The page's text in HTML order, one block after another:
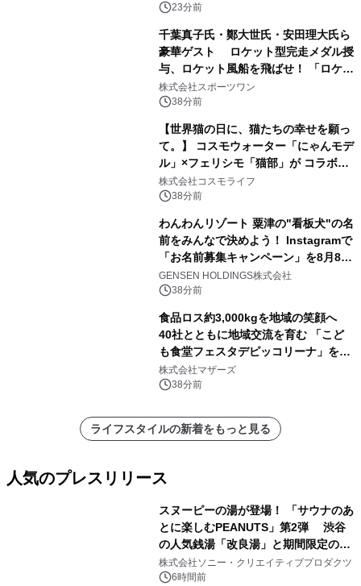
23分前
千葉真子氏・鄭大世氏・安田理大氏ら
豪華ゲスト ロケット型完走メダル授
与、ロケット風船を飛ばせ！ 「ロケッ
トマラソン2026」開催
株式会社スポーツワン
38分前
【世界猫の日に、猫たちの幸せを願っ
て。】 コスモウォーター「にゃんモデ
ル」×フェリシモ「猫部」が コラボキ
ャンペーンを実施
株式会社コスモライフ
38分前
わんわんリゾート 粟津の"看板犬"の名
前をみんなで決めよう！ Instagramで
「お名前募集キャンペーン」を8月8日
(土)より開催
GENSEN HOLDINGS株式会社
38分前
食品ロス約3,000kgを地域の笑顔へ
40社とともに地域交流を育む 「こど
も食堂フェスタデピッコリーナ」を9
月5日(土)開催
株式会社マザーズ
38分前
ライフスタイルの新着をもっと見る
人気のプレスリリース
スヌーピーの湯が登場！ 「サウナのあ
とに楽しむPEANUTS」第2弾 渋谷
の人気銭湯「改良湯」と期間限定のコ
ラボレーション サウナイキタイコラ
ボグッズも発売決定！
株式会社ソニー・クリエイティブプロダクツ
6時間前